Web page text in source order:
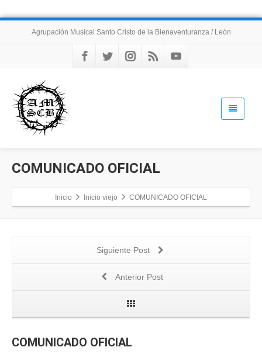
Agrupación Musical Santo Cristo de la Bienaventuranza / León
COMUNICADO OFICIAL
Inicio Inicio viejo COMUNICADO OFICIAL
Siguiente Post
Anterior Post
COMUNICADO OFICIAL